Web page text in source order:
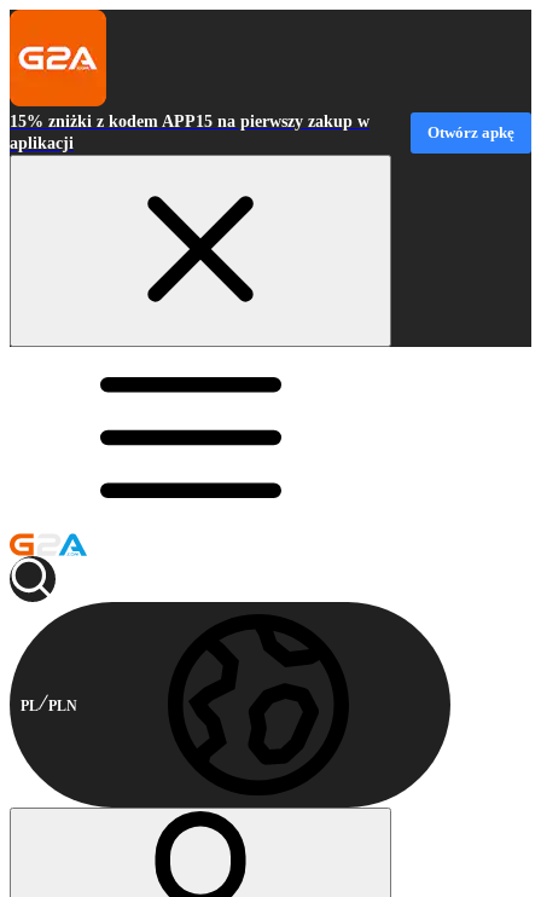
15% zniżki z kodem APP15 na pierwszy zakup w
aplikacji
Otwórz apkę
PL PLN